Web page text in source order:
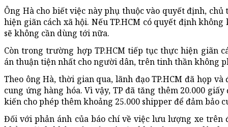
Ông Hà cho biết việc này phụ thuộc vào quyết định,
hiện giãn cách xã hội. Nếu TP.HCM có quyết định
sẽ không cần dùng tới nữa.
Còn trong trường hợp TP.HCM tiếp tục thực hiện giãn
án thuận tiện nhất cho người dân, trên tinh thần không
Theo ông Hà, thời gian qua, lãnh đạo TP.HCM đã họp
cung ứng hàng hóa. Vì vậy, TP đã tăng thêm 20.000
kiến cho phép thêm khoảng 25.000 shipper để đảm bảo
Đối với phản ánh của báo chí về việc lưu lượng xe trên